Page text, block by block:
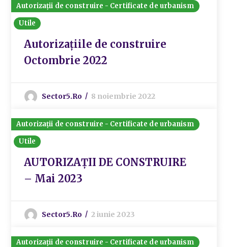
Autorizații de construire - Certificate de urbanism
Utile
Autorizațiile de construire
Octombrie 2022
Sector5.ro 8 noiembrie 2022
Autorizații de construire - Certificate de urbanism
Utile
AUTORIZAȚII DE CONSTRUIRE
– Mai 2023
Sector5.ro 2 iunie 2023
Autorizații de construire - Certificate de urbanism